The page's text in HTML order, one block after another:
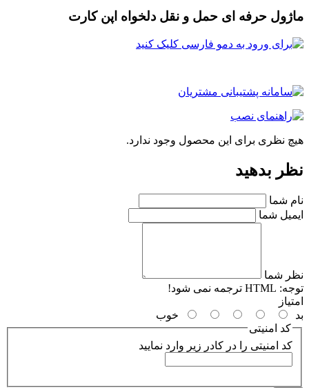
حرفه ای حمل و نقل دلخواه اپن کارت
نظری برای این محصول وجود ندارد.
بدهید
شما
شما
شما
HTML ترجمه نمی شود!
خوب
کد امنیتی
کد امنیتی را در کادر زیر وارد نمایید